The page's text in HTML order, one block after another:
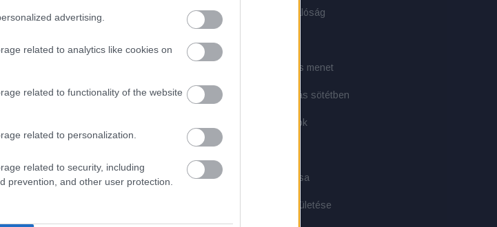
advertising.
related to analytics like cookies on
related to functionality of the website
related to personalization.
related to security, including
prevention, and other user protection.
A túlélés törvényei (1x01) és a valóság
A MOLLE-rendszer
Medveszély!
Éjszakai túra 3. - Tájékozódás és menet
Éjszakai túra 1. - Látás és mozgás sötétben
Háncskötél készítés tapasztalatok
Guarder taktikai zsák
Peter Darman: Túlélés kézikönyv
Az út - a túlélés szemszögéből
A túlélés alapjai - a túlélés piramisa
Egy Bundeswehr-hátizsák újjászületése